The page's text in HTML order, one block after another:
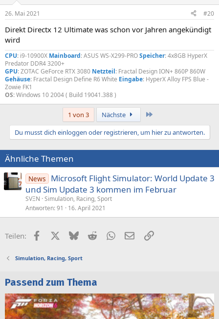
e
:
26. Mai 2021 #20
Direkt Directx 12 Ultimate was schon vor Jahren angekündigt
wird
CPU: i9-10900X Mainboard: ASUS WS-X299-PROSpeicher: 4x8GB HyperX
Predator DDR4 3200+
GPU: ZOTAC GeForce RTX 3080 Netzteil: Fractal Design ION+ 860P 860W
Gehäuse: Fractal Design Define R6 White Eingabe: HyperX Alloy FPS Blue -
Zowie FK1
OS: Windows 10 2004 ( Build 19041.388 )
1 von 3 Nächste
Du musst dich einloggen oder registrieren, um hier zu antworten.
Ähnliche Themen
News
Microsoft Flight Simulator: World Update 3
und Sim Update 3 kommen im Februar
SVΞN Simulation, Racing, Sport
Antworten 91 16. April 2021
Teilen: FacebookX (Twitter)
BlueskyRedditWhatsApp
E-MailLink
Simulation, Racing, Sport
Passend zum Thema